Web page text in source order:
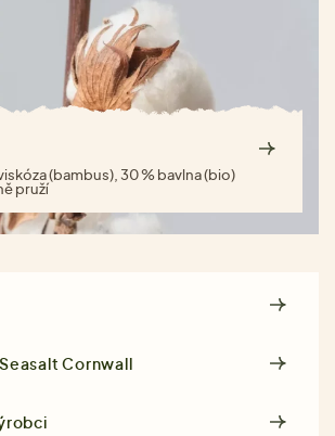
(bambus), 30 % bavlna (bio)
pruží
Seasalt Cornwall